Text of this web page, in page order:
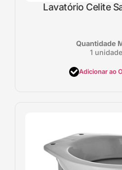
Lavatório Celite
Quantidade
1
Adicionar ao